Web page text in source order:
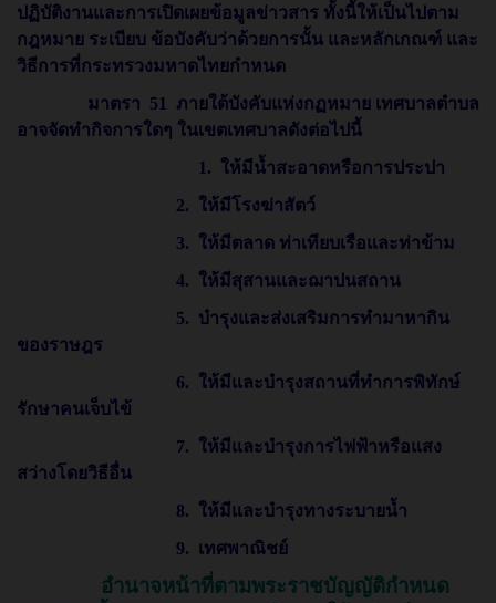
ปฏิบัติงานและการเปิดเผยข้อมูลข่าวสาร ทั้งนี้ให้เป็นไปตาม
กฎหมาย ระเบียบ ข้อบังคับว่าด้วยการนั้น และหลักเกณฑ์ และ
วิธีการที่กระทรวงมหาดไทยกำหนด
มาตรา 51 ภายใต้บังคับแห่งกฏหมาย เทศบาลตำบล
อาจจัดทำกิจการใดๆ ในเขตเทศบาลดังต่อไปนี้
1. ให้มีน้ำสะอาดหรือการประปา
2. ให้มีโรงฆ่าสัตว์
3. ให้มีตลาด ท่าเทียบเรือและท่าข้าม
4. ให้มีสุสานและฌาปนสถาน
5. บำรุงและส่งเสริมการทำมาหากิน
ของราษฎร
6. ให้มีและบำรุงสถานที่ทำการพิทักษ์
รักษาคนเจ็บไข้
7. ให้มีและบำรุงการไฟฟ้าหรือแสง
สว่างโดยวิธีอื่น
8. ให้มีและบำรุงทางระบายน้ำ
9. เทศพาณิชย์
อำนาจหน้าที่ตามพระราชบัญญัติกำหนด